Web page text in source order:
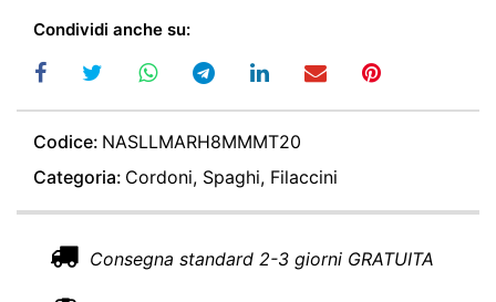
Condividi anche su:
Codice: NASLLMARH8MMMT20
Categoria: Cordoni, Spaghi, Filaccini
Consegna standard 2-3 giorni GRATUITA